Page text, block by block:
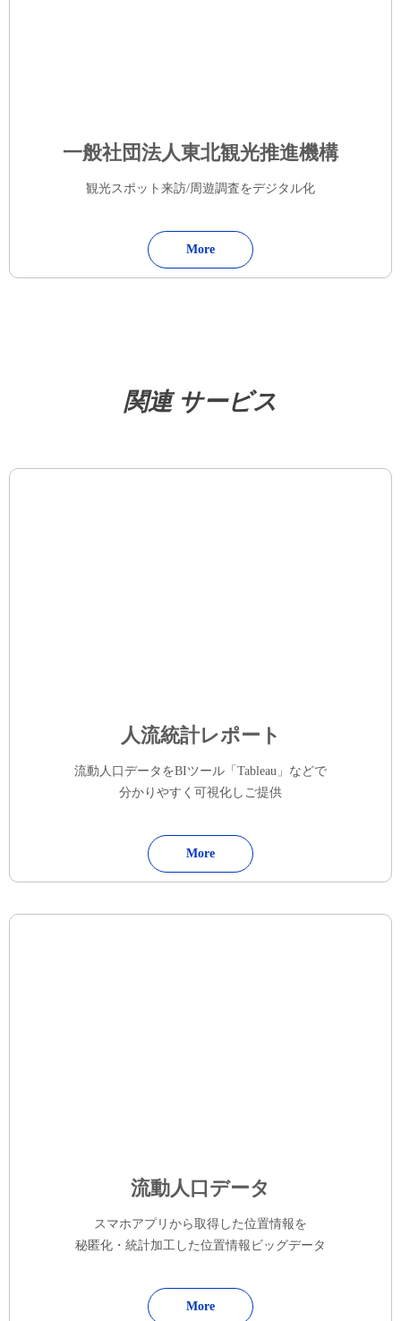
一般社団法人東北観光推進機構
観光スポット来訪/周遊調査をデジタル化
More
関連 サービス
人流統計レポート
流動人口データをBIツール「Tableau」などで
分かりやすく可視化しご提供
More
流動人口データ
スマホアプリから取得した位置情報を
秘匿化・統計加工した位置情報ビッグデータ
More